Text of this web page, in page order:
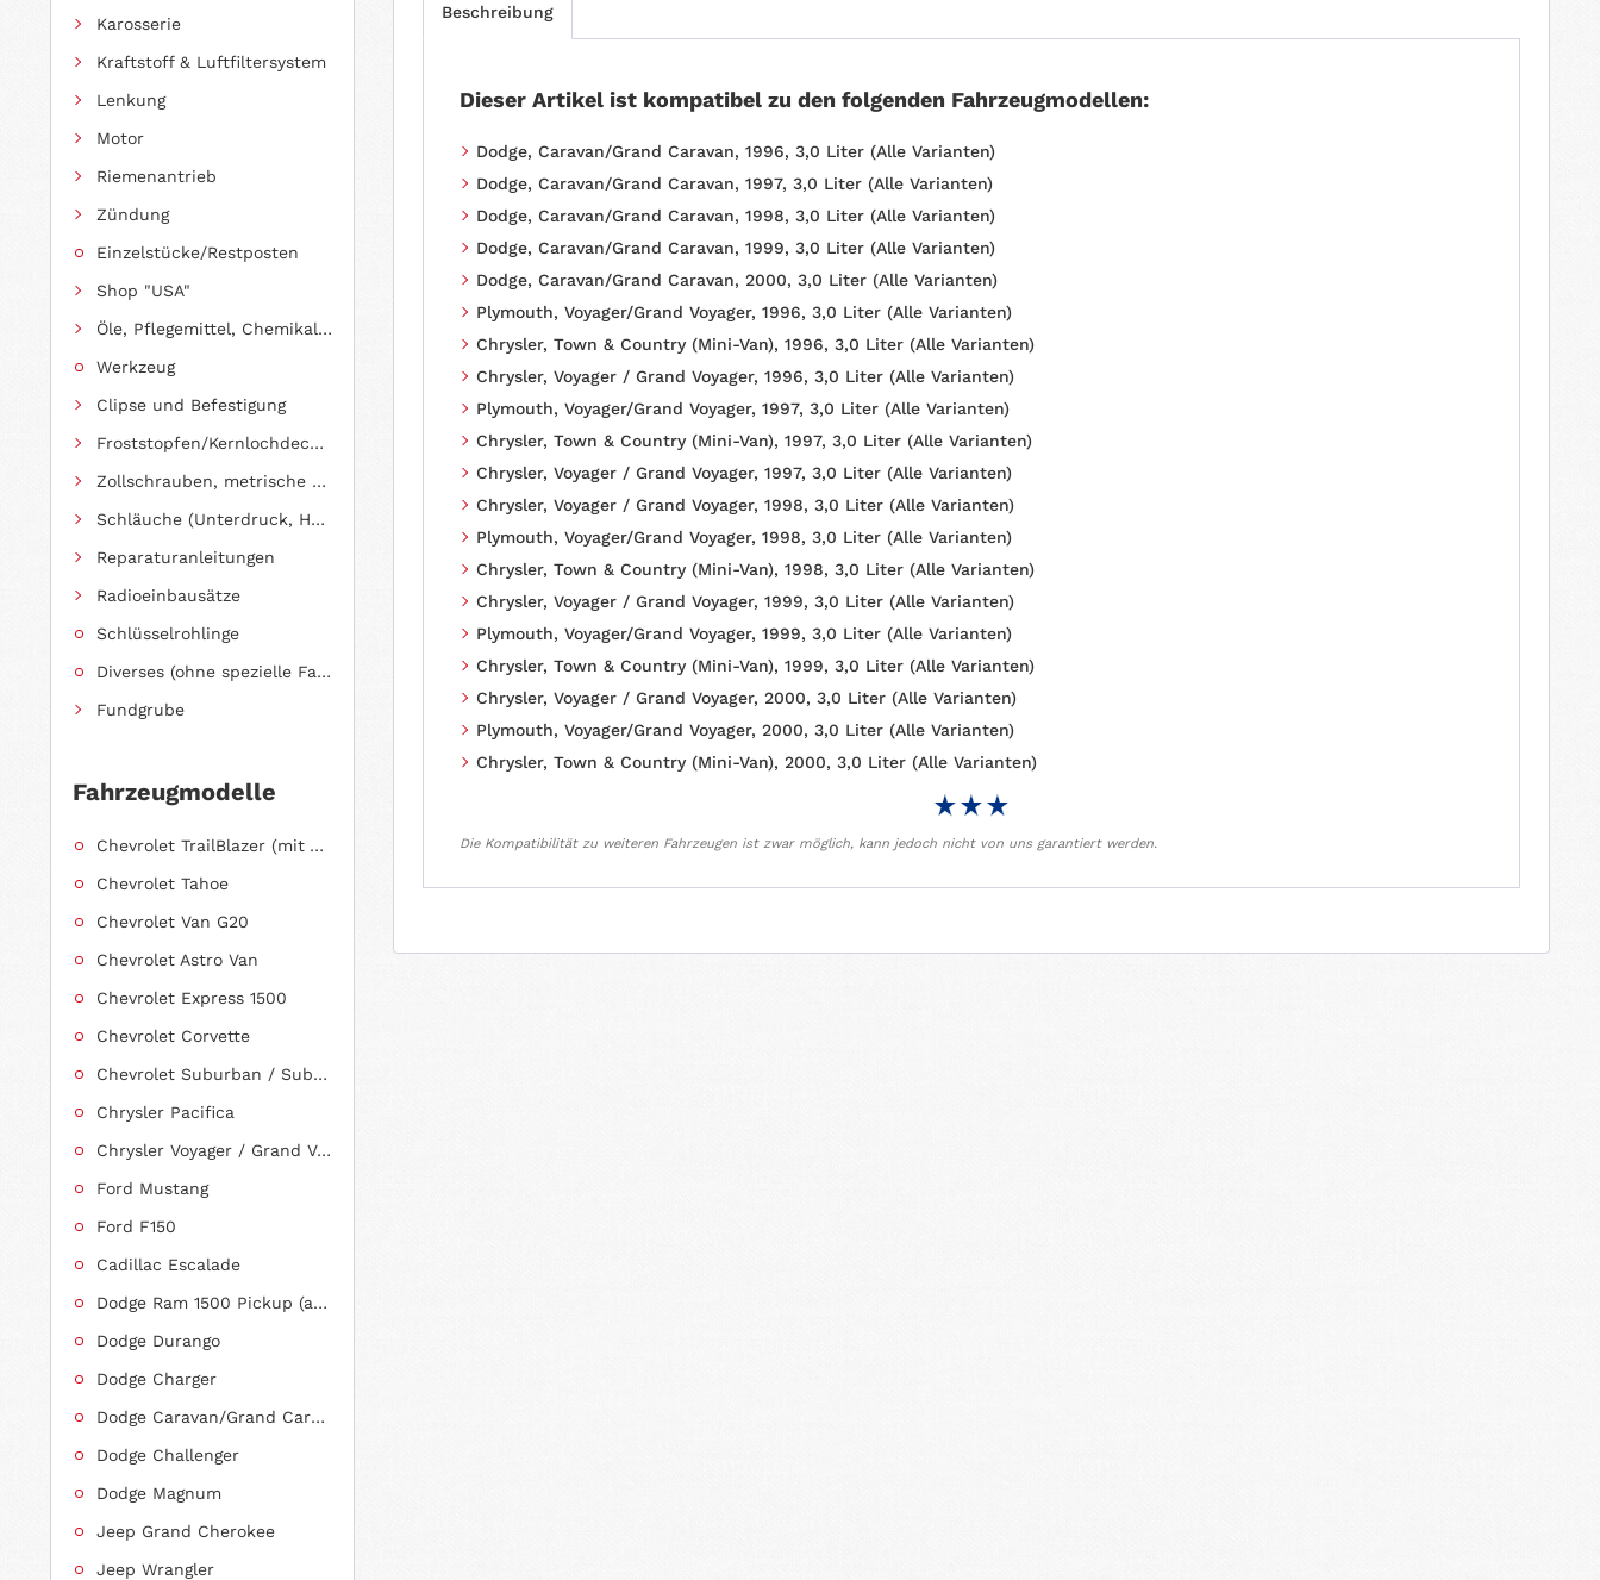
Karosserie
Kraftstoff & Luftfiltersystem
Lenkung
Motor
Riemenantrieb
Zündung
Einzelstücke/Restposten
Shop "USA"
Öle, Pflegemittel, Chemikalien und Additive
Werkzeug
Clipse und Befestigung
Froststopfen/Kernlochdeckel (nach Abmessung sortiert)
Zollschrauben, metrische Schauben, Stehbolzen
Schläuche (Unterdruck, Heizung, Kraftstoff usw.) und Zubehör
Reparaturanleitungen
Radioeinbausätze
Schlüsselrohlinge
Diverses (ohne spezielle Fahrzeugzuordnung)
Fundgrube
Fahrzeugmodelle
Chevrolet TrailBlazer (mit Allradantrieb)
Chevrolet Tahoe
Chevrolet Van G20
Chevrolet Astro Van
Chevrolet Express 1500
Chevrolet Corvette
Chevrolet Suburban / Suburban 1500
Chrysler Pacifica
Chrysler Voyager / Grand Voyager
Ford Mustang
Ford F150
Cadillac Escalade
Dodge Ram 1500 Pickup (ab 2011 siehe RAM)
Dodge Durango
Dodge Charger
Dodge Caravan/Grand Caravan
Dodge Challenger
Dodge Magnum
Jeep Grand Cherokee
Jeep Wrangler
Beschreibung
Dieser Artikel ist kompatibel zu den folgenden Fahrzeugmodellen:
Dodge, Caravan/Grand Caravan, 1996, 3,0 Liter (Alle Varianten)
Dodge, Caravan/Grand Caravan, 1997, 3,0 Liter (Alle Varianten)
Dodge, Caravan/Grand Caravan, 1998, 3,0 Liter (Alle Varianten)
Dodge, Caravan/Grand Caravan, 1999, 3,0 Liter (Alle Varianten)
Dodge, Caravan/Grand Caravan, 2000, 3,0 Liter (Alle Varianten)
Plymouth, Voyager/Grand Voyager, 1996, 3,0 Liter (Alle Varianten)
Chrysler, Town & Country (Mini-Van), 1996, 3,0 Liter (Alle Varianten)
Chrysler, Voyager / Grand Voyager, 1996, 3,0 Liter (Alle Varianten)
Plymouth, Voyager/Grand Voyager, 1997, 3,0 Liter (Alle Varianten)
Chrysler, Town & Country (Mini-Van), 1997, 3,0 Liter (Alle Varianten)
Chrysler, Voyager / Grand Voyager, 1997, 3,0 Liter (Alle Varianten)
Chrysler, Voyager / Grand Voyager, 1998, 3,0 Liter (Alle Varianten)
Plymouth, Voyager/Grand Voyager, 1998, 3,0 Liter (Alle Varianten)
Chrysler, Town & Country (Mini-Van), 1998, 3,0 Liter (Alle Varianten)
Chrysler, Voyager / Grand Voyager, 1999, 3,0 Liter (Alle Varianten)
Plymouth, Voyager/Grand Voyager, 1999, 3,0 Liter (Alle Varianten)
Chrysler, Town & Country (Mini-Van), 1999, 3,0 Liter (Alle Varianten)
Chrysler, Voyager / Grand Voyager, 2000, 3,0 Liter (Alle Varianten)
Plymouth, Voyager/Grand Voyager, 2000, 3,0 Liter (Alle Varianten)
Chrysler, Town & Country (Mini-Van), 2000, 3,0 Liter (Alle Varianten)
Die Kompatibilität zu weiteren Fahrzeugen ist zwar möglich, kann jedoch nicht von uns garantiert werden.